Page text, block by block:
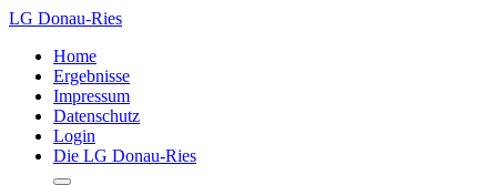
LG Donau-Ries
Home
Ergebnisse
Impressum
Datenschutz
Login
Die LG Donau-Ries